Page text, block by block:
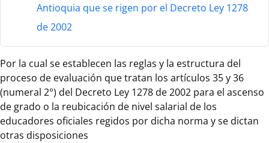
Antioquia que se rigen por el Decreto Ley 1278
de 2002
Por la cual se establecen las reglas y la estructura del
proceso de evaluación que tratan los artículos 35 y 36
(numeral 2°) del Decreto Ley 1278 de 2002 para el ascenso
de grado o la reubicación de nivel salarial de los
educadores oficiales regidos por dicha norma y se dictan
otras disposiciones